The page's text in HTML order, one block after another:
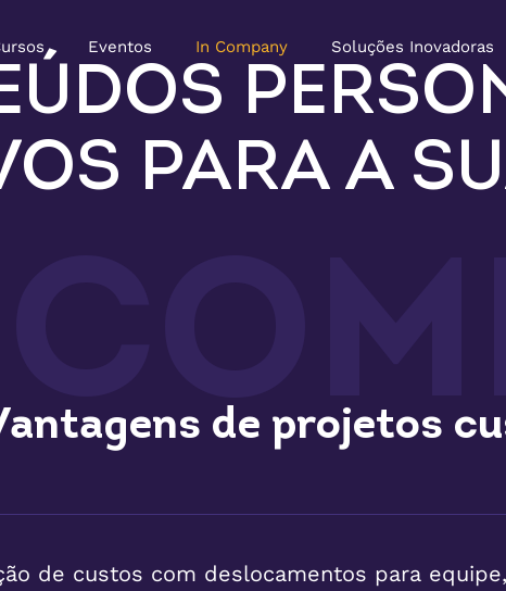
Eventos In Company Soluções Inovadoras
PARA A
de projetos
de custos com deslocamentos para